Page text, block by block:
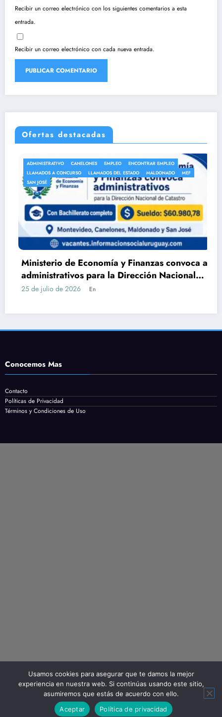
Recibir un correo electrónico con los siguientes comentarios a esta
entrada.
Recibir un correo electrónico con cada nueva entrada.
Ofertas destacadas
ADMINISTRATIVO CANELONES EMPLEO
ENCONTRAR EMPLEO
LLAMADOS A CONCURSO
LLAMADOS DEL ESTADO MALDONADO
MEF
SAN JOSÉ
de Economía y Finanzas convoca a
para la Dirección Nacional
Catastro con Bachillerato
de julio de 2026 En
Conocemos Mas
Contacto
Políticas de Privacidad
Términos y Condiciones de Uso
Usamos cookies para asegurar que te damos la mejor
experiencia en nuestra web. Si continúas usando este sitio,
asumiremos que estás de acuerdo con ello.
Aceptar
Política de privacidad